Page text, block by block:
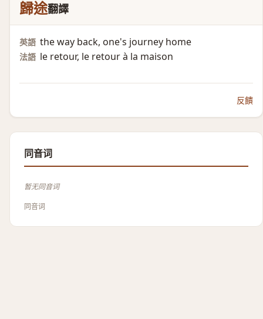
歸途翻譯
英語 the way back, one's journey home
法語 le retour, le retour à la maison
反饋
同音词
暂无同音词
同音词